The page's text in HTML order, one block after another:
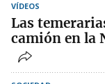
VÍDEOS
Las
camión en la